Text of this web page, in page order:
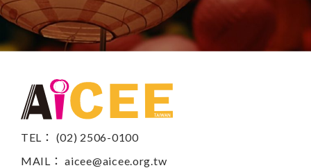
TEL： (02) 2506-0100
MAIL：aicee@aicee.org.tw